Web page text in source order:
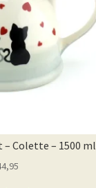
– Colette – 1500 ml